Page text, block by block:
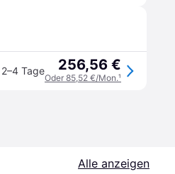
2–4 Tage 256,56 €
Oder 85,52 €/Mon.¹
Alle anzeigen